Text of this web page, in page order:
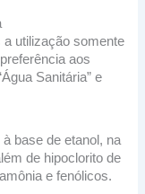
utilização somente
aos
Sanitária” e
base de etanol, na
de hipoclorito de
e fenólicos.